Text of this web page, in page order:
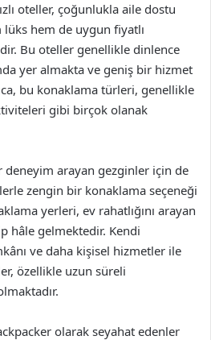
oteller, çoğunlukla aile dostu
hem de uygun fiyatlı
Bu oteller genellikle dinlence
yer almakta ve geniş bir hizmet
bu konaklama türleri, genellikle
gibi birçok olanak
arayan gezginler için de
zengin bir konaklama seçeneği
yerleri, ev rahatlığını arayan
hâle gelmektedir. Kendi
ve daha kişisel hizmetler ile
özellikle uzun süreli
olarak seyahat edenler